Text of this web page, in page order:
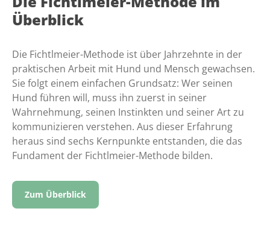
Überblick
Die Fichtlmeier-Methode ist über Jahrzehnte in der
praktischen Arbeit mit Hund und Mensch gewachsen.
Sie folgt einem einfachen Grundsatz: Wer seinen
Hund führen will, muss ihn zuerst in seiner
Wahrnehmung, seinen Instinkten und seiner Art zu
kommunizieren verstehen. Aus dieser Erfahrung
heraus sind sechs Kernpunkte entstanden, die das
Fundament der Fichtlmeier-Methode bilden.
Zum Überblick